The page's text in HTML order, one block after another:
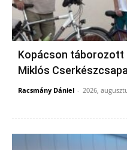
Kopácson táborozott
Miklós
Racsmány Dániel - 2026,